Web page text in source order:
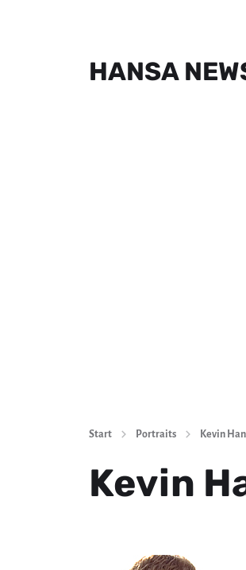
HANSA
Start Portraits Kevin
Kevin